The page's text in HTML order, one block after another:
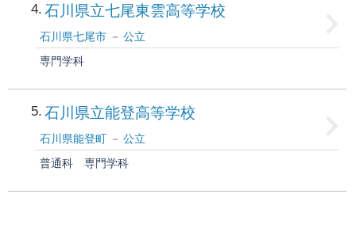
4 石川県立七尾東雲高等学校
石川県七尾市
公立
専門学科
5 石川県立能登高等学校
石川県能登町
公立
普通科
専門学科